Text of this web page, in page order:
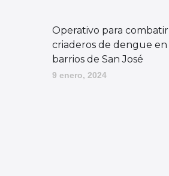
Operativo para combatir
criaderos de dengue en
barrios de San José
9 enero, 2024